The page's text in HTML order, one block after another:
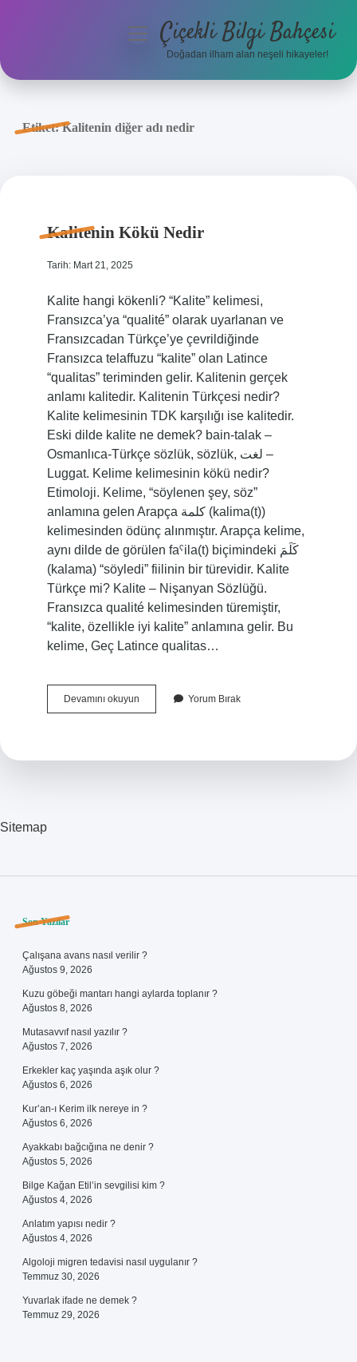
Anasayfa
menüyüÇiçekli Bilgi Bahçesi
Doğadan ilham alan neşeli hikayeler!
Etiket:Kalitenin diğer adı nedir
Kalitenin Kökü Nedir
Tarih: Mart 21, 2025
Kalite hangi kökenli? “Kalite” kelimesi,
Fransızca’ya “qualité” olarak uyarlanan ve
Fransızcadan Türkçe’ye çevrildiğinde
Fransızca telaffuzu “kalite” olan Latince
“qualitas” teriminden gelir. Kalitenin gerçek
anlamı kalitedir. Kalitenin Türkçesi nedir?
Kalite kelimesinin TDK karşılığı ise kalitedir.
Eski dilde kalite ne demek? bain-talak –
Osmanlıca-Türkçe sözlük, sözlük, لغت –
Luggat. Kelime kelimesinin kökü nedir?
Etimoloji. Kelime, “söylenen şey, söz”
anlamına gelen Arapça كلمة (kalima(t))
kelimesinden ödünç alınmıştır. Arapça kelime,
aynı dilde de görülen faˁila(t) biçimindeki كَلَمَ
(kalama) “söyledi” fiilinin bir türevidir. Kalite
Türkçe mi? Kalite – Nişanyan Sözlüğü.
Fransızca qualité kelimesinden türemiştir,
“kalite, özellikle iyi kalite” anlamına gelir. Bu
kelime, Geç Latince qualitas…
Devamını okuyunKalitenin
Kökü
Yorum Bırak
Sitemap
Sidebar
Son Yazılar
Çalışana avans nasıl verilir ?
Ağustos 9, 2026
Kuzu göbeği mantarı hangi aylarda toplanır ?
Ağustos 8, 2026
Mutasavvıf nasıl yazılır ?
Ağustos 7, 2026
Erkekler kaç yaşında aşık olur ?
Ağustos 6, 2026
Kur’an-ı Kerim ilk nereye in ?
Ağustos 6, 2026
Ayakkabı bağcığına ne denir ?
Ağustos 5, 2026
Bilge Kağan Etil’in sevgilisi kim ?
Ağustos 4, 2026
Anlatım yapısı nedir ?
Ağustos 4, 2026
Algoloji migren tedavisi nasıl uygulanır ?
Temmuz 30, 2026
Yuvarlak ifade ne demek ?
Temmuz 29, 2026